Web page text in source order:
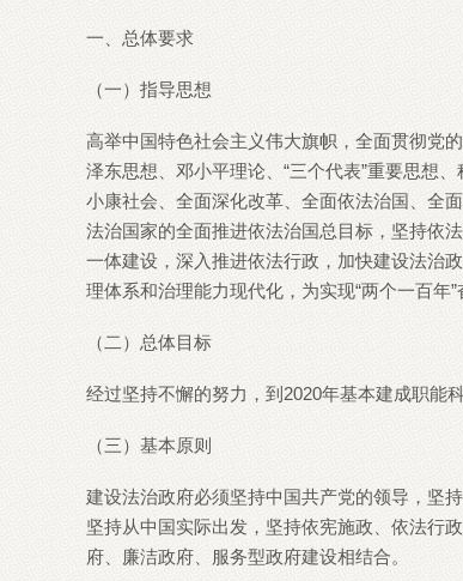
一、总体要求
（一）指导思想
高举中国特色社会主义伟大旗帜，全面贯彻党
泽东思想、邓小平理论、“三个代表”重要思想
小康社会、全面深化改革、全面依法治国、全
法治国家的全面推进依法治国总目标，坚持依
一体建设，深入推进依法行政，加快建设法治
理体系和治理能力现代化，为实现“两个一百年
（二）总体目标
经过坚持不懈的努力，到2020年基本建成职能
（三）基本原则
建设法治政府必须坚持中国共产党的领导，坚
坚持从中国实际出发，坚持依宪施政、依法行
府、廉洁政府、服务型政府建设相结合。